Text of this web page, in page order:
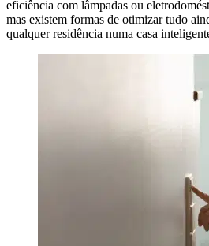
eficiência com lâmpadas ou
mas existem formas de otimizar tudo
qualquer residência numa casa